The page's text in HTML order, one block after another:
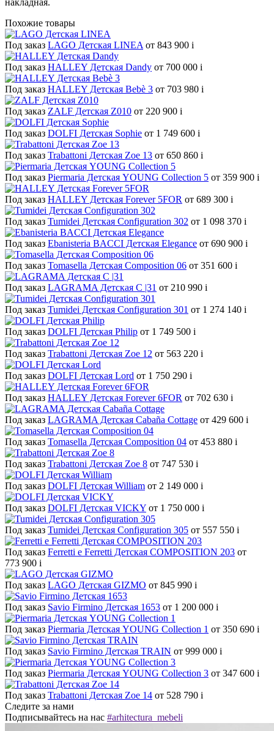
накладная.
Похожие товары
Под заказ LAGO Детская LINEA от 843 900 i
Под заказ HALLEY Детская Dandy от 700 000 i
Под заказ HALLEY Детская Bebè 3 от 703 980 i
Под заказ ZALF Детская Z010 от 220 900 i
Под заказ DOLFI Детская Sophie от 1 749 600 i
Под заказ Trabattoni Детская Zoe 13 от 650 860 i
Под заказ Piermaria Детская YOUNG Collection 5 от 359 900 i
Под заказ HALLEY Детская Forever 5FOR от 689 300 i
Под заказ Tumidei Детская Configuration 302 от 1 098 370 i
Под заказ Ebanisteria BACCI Детская Elegance от 690 900 i
Под заказ Tomasella Детская Composition 06 от 351 600 i
Под заказ LAGRAMA Детская С |31 от 210 990 i
Под заказ Tumidei Детская Configuration 301 от 1 274 140 i
Под заказ DOLFI Детская Philip от 1 749 500 i
Под заказ Trabattoni Детская Zoe 12 от 563 220 i
Под заказ DOLFI Детская Lord от 1 750 290 i
Под заказ HALLEY Детская Forever 6FOR от 702 630 i
Под заказ LAGRAMA Детская Cabaña Cottage от 429 600 i
Под заказ Tomasella Детская Composition 04 от 453 880 i
Под заказ Trabattoni Детская Zoe 8 от 747 530 i
Под заказ DOLFI Детская William от 2 149 000 i
Под заказ DOLFI Детская VICKY от 1 750 000 i
Под заказ Tumidei Детская Configuration 305 от 557 550 i
Под заказ Ferretti e Ferretti Детская COMPOSITION 203 от
773 900 i
Под заказ LAGO Детская GIZMO от 845 990 i
Под заказ Savio Firmino Детская 1653 от 1 200 000 i
Под заказ Piermaria Детская YOUNG Collection 1 от 350 690 i
Под заказ Savio Firmino Детская TRAIN от 999 000 i
Под заказ Piermaria Детская YOUNG Collection 3 от 347 600 i
Под заказ Trabattoni Детская Zoe 14 от 528 790 i
Следите за нами
Подписывайтесь на нас #arhitectura_mebeli